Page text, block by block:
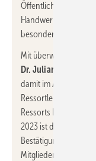
Öffentlichkeitsarbeit
Handwerkskammern
besonders in Bereich
Mit überwältigender
Dr. Julian Schwark
damit im Amt.
Ressortleiters
Ressorts Energie im
2023 ist der 38-
Bestätigung der